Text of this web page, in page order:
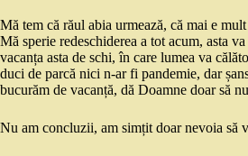
Mă tem că răul abia urmează, că mai e
Mă sperie redeschiderea a tot acum, asta
vacanța asta de schi, în care lumea va
duci de parcă nici n-ar fi pandemie, dar
bucurăm de vacanță, dă Doamne doar să
Nu am concluzii, am simțit doar nevoia să